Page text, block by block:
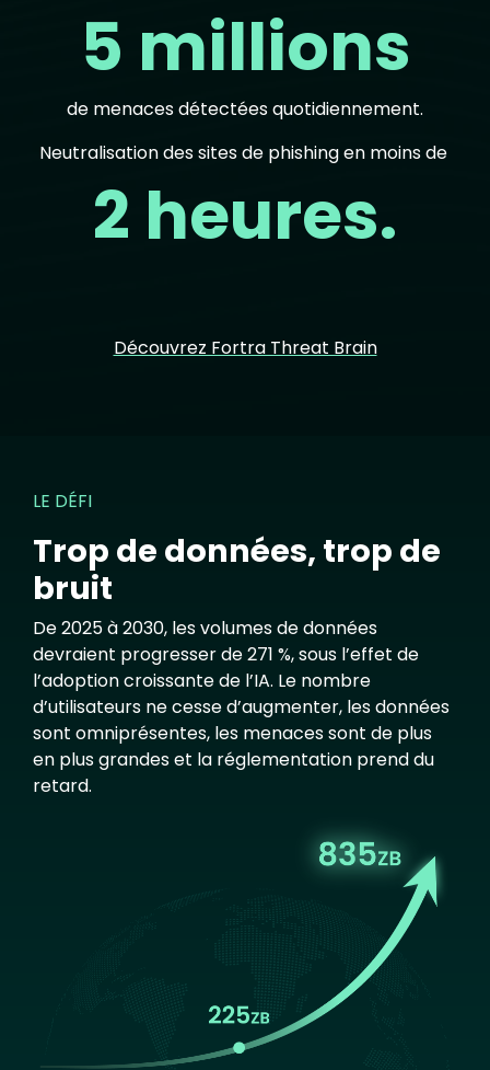
5 millions
de menaces détectées quotidiennement.
Neutralisation des sites de phishing en moins de
2 heures.
Découvrez Fortra Threat Brain
LE DÉFI
Trop de données, trop de
bruit
De 2025 à 2030, les volumes de données
devraient progresser de 271 %, sous l’effet de
l’adoption croissante de l’IA. Le nombre
d’utilisateurs ne cesse d’augmenter, les données
sont omniprésentes, les menaces sont de plus
en plus grandes et la réglementation prend du
retard.